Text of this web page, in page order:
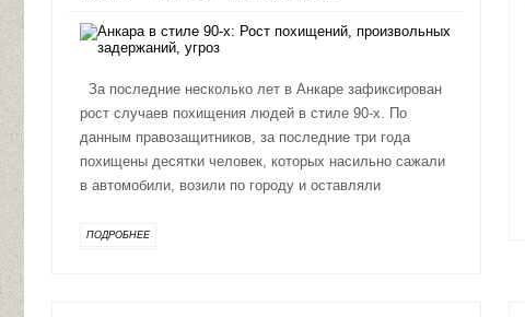
За последние несколько лет в Анкаре зафиксирован
рост случаев похищения людей в стиле 90-х. По
данным правозащитников, за последние три года
похищены десятки человек, которых насильно сажали
в автомобили, возили по городу и оставляли
ПОДРОБНЕЕ